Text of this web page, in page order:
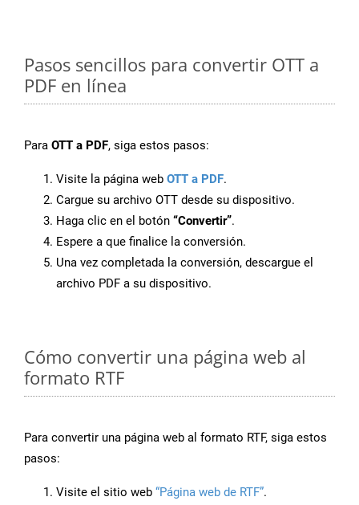
Pasos sencillos para convertir OTT a
PDF en línea
Para OTT a PDF, siga estos pasos:
Visite la página web OTT a PDF.
Cargue su archivo OTT desde su dispositivo.
Haga clic en el botón “Convertir”.
Espere a que finalice la conversión.
Una vez completada la conversión, descargue el
archivo PDF a su dispositivo.
Cómo convertir una página web al
formato RTF
Para convertir una página web al formato RTF, siga estos
pasos:
Visite el sitio web “Página web de RTF”.